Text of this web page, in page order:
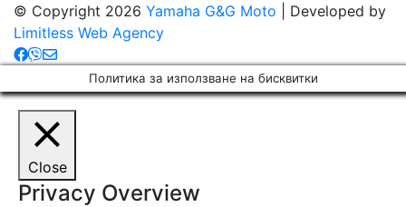
© Copyright 2026 Yamaha G&G Moto | Developed by
Limitless Web Agency
Политика за използване на бисквитки
Close
Privacy Overview